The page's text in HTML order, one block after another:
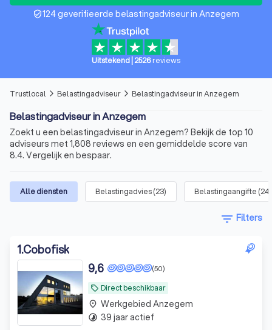
verified_user124 geverifieerde belastingadviseur in Anzegem
Uitstekend 2526reviews
Trustlocal arrow_forward_ios Belastingadviseur arrow_forward_ios Belastingadviseur in Anzegem
Belastingadviseur in Anzegem
Zoekt u een belastingadviseur in Anzegem? Bekijk de top 10
adviseurs met 1,808 reviews en een gemiddelde score van
8.4. Vergelijk en bespaar.
Alle diensten Belastingadvies(23) Belastingaangifte (24
filter_list Filters
1.Cobofisk
local_offer Direct beschikbaar
(50)
9,6
place Werkgebied Anzegem
timelapse 39 jaar actief